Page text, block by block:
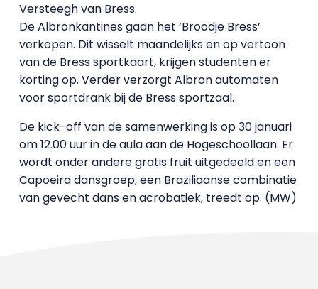
Versteegh van Bress.
De Albronkantines gaan het ‘Broodje Bress’
verkopen. Dit wisselt maandelijks en op vertoon
van de Bress sportkaart, krijgen studenten er
korting op. Verder verzorgt Albron automaten
voor sportdrank bij de Bress sportzaal.
De kick-off van de samenwerking is op 30 januari
om 12.00 uur in de aula aan de Hogeschoollaan. Er
wordt onder andere gratis fruit uitgedeeld en een
Capoeira dansgroep, een Braziliaanse combinatie
van gevecht dans en acrobatiek, treedt op. (MW)